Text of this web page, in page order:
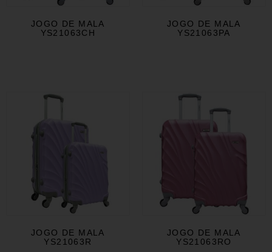
JOGO DE MALA
YS21063CH
JOGO DE MALA
YS21063PA
JOGO DE MALA
YS21063R
JOGO DE MALA
YS21063RO